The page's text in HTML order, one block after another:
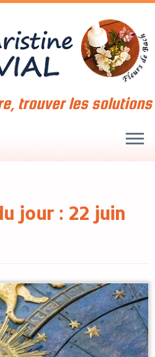
trouver les solutions
jour : 22 juin